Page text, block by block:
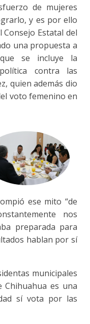
de mujeres
y es por ello
Estatal del
una propuesta a
se incluye la
contra las
quien además dio
voto femenino en
ese mito “de
nos
preparada para
hablan por sí
municipales
Chihuahua es una
sí vota por las